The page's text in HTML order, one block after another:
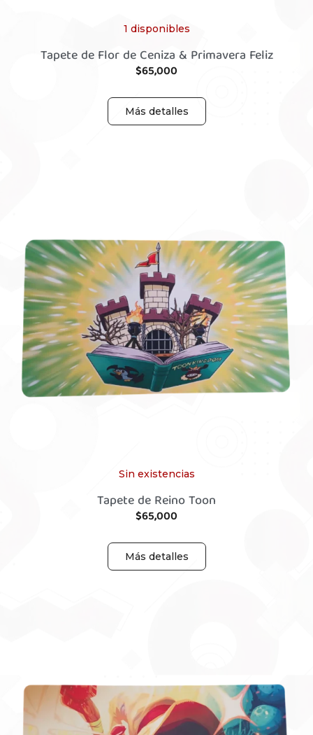
1 disponibles
Tapete de Flor de Ceniza & Primavera Feliz
$65,000
Más detalles
Sin existencias
Tapete de Reino Toon
$65,000
Más detalles